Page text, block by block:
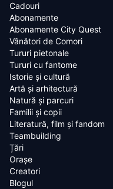
Cadouri
Abonamente
Abonamente City Quest
Vânători de Comori
Tururi pietonale
Tururi cu fantome
Istorie și cultură
Artă și arhitectură
Natură și parcuri
Familii și copii
Literatură, film și fandom
Teambuilding
Țări
Oraşe
Creatori
Blogul